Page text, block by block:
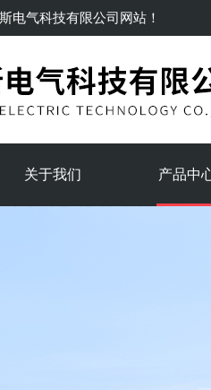
电气科技有限公司网站！
关于我们 产品中